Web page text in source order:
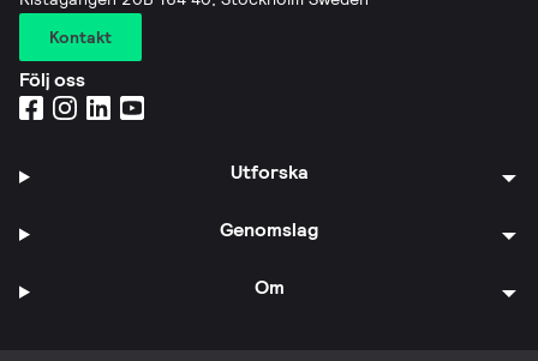
Kontakt
Följ oss
Utforska
Genomslag
Om